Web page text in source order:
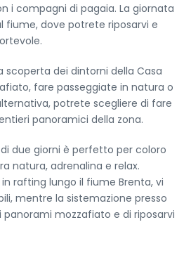
i compagni di pagaia. La giornata
fiume, dove potrete riposarvi e
scoperta dei dintorni della Casa
fare passeggiate in natura o
potrete scegliere di fare
panoramici della zona.
due giorni è perfetto per coloro
natura, adrenalina e relax.
rafting lungo il fiume Brenta, vi
mentre la sistemazione presso
mozzafiato e di riposarvi
< Esci dal form
un tour privato
< Esci dal Form
con noi